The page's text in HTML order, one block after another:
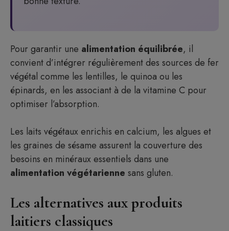
Pour garantir une alimentation équilibrée, il
convient d’intégrer régulièrement des sources de fer
végétal comme les lentilles, le quinoa ou les
épinards, en les associant à de la vitamine C pour
optimiser l’absorption.
Les laits végétaux enrichis en calcium, les algues et
les graines de sésame assurent la couverture des
besoins en minéraux essentiels dans une
alimentation végétarienne sans gluten.
Les alternatives aux produits
laitiers classiques